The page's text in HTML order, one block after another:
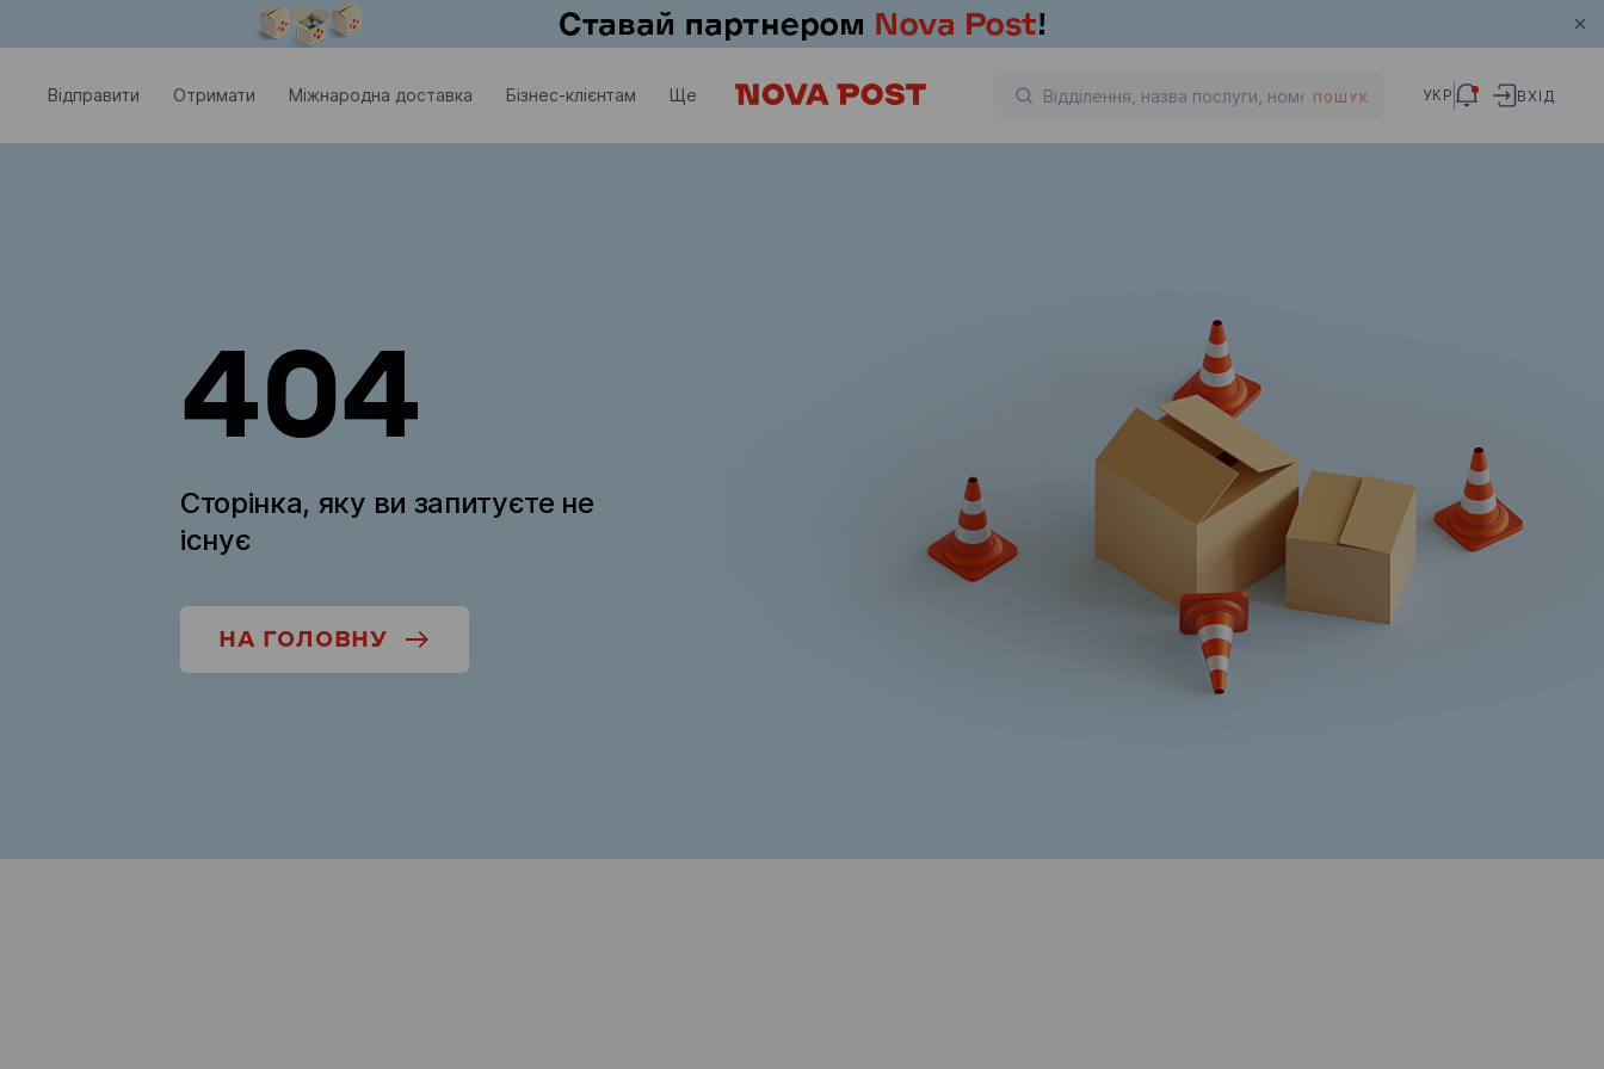
Відправити Отримати Міжнародна доставка Бізнес-клієнтам Ще ПОШУК УКР ВХІД
404
Сторінка, яку ви запитуєте не
існує
НА ГОЛОВНУ